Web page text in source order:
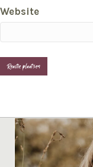
Website